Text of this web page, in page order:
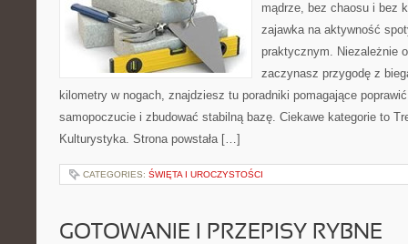
mądrze, bez chaosu i bez
zajawka na aktywność
praktycznym. Niezależnie
zaczynasz przygodę z
kilometry w nogach, znajdziesz tu poradniki pomagające
samopoczucie i zbudować stabilną bazę. Ciekawe kategorie to
Kulturystyka. Strona powstała […]
CATEGORIES: ŚWIĘTA I UROCZYSTOŚCI
GOTOWANIE I PRZEPISY RYBNE